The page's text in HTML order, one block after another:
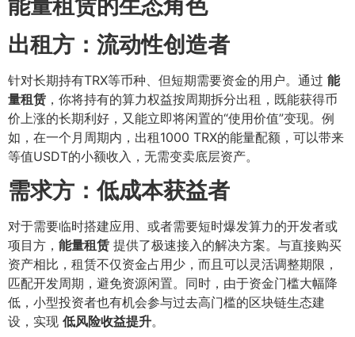
能量租赁的生态角色
出租方：流动性创造者
针对长期持有TRX等币种、但短期需要资金的用户。通过 能
量租赁 ，你将持有的算力权益按周期拆分出租，既能获得币
价上涨的长期利好，又能立即将闲置的“使用价值”变现。例
如，在一个月周期内，出租1000 TRX的能量配额，可以带来
等值USDT的小额收入，无需变卖底层资产。
需求方：低成本获益者
对于需要临时搭建应用、或者需要短时爆发算力的开发者或
项目方， 能量租赁 提供了极速接入的解决方案。与直接购买
资产相比，租赁不仅资金占用少，而且可以灵活调整期限，
匹配开发周期，避免资源闲置。同时，由于资金门槛大幅降
低，小型投资者也有机会参与过去高门槛的区块链生态建
设，实现 低风险收益提升。